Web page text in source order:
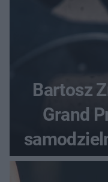
Bartosz
Grand